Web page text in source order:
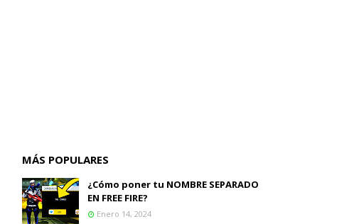
MÁS POPULARES
¿Cómo poner tu NOMBRE SEPARADO
EN FREE FIRE?
Enero 14, 2024